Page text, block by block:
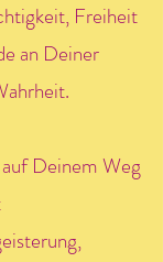
Freiheit
an Deiner
Deinem Weg